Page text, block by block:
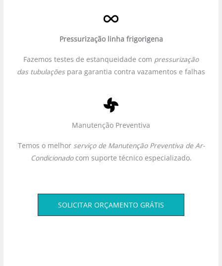
Pressurização linha frigorigena
Fazemos testes de estanqueidade com pressurização
das tubulaçõespara garantia contra vazamentos e falhas
Manutenção Preventiva
Temos o melhor serviço de Manutenção Preventiva de Ar-
Condicionadocom suporte técnico especializado.
SOLICITAR ORÇAMENTO GRÁTIS